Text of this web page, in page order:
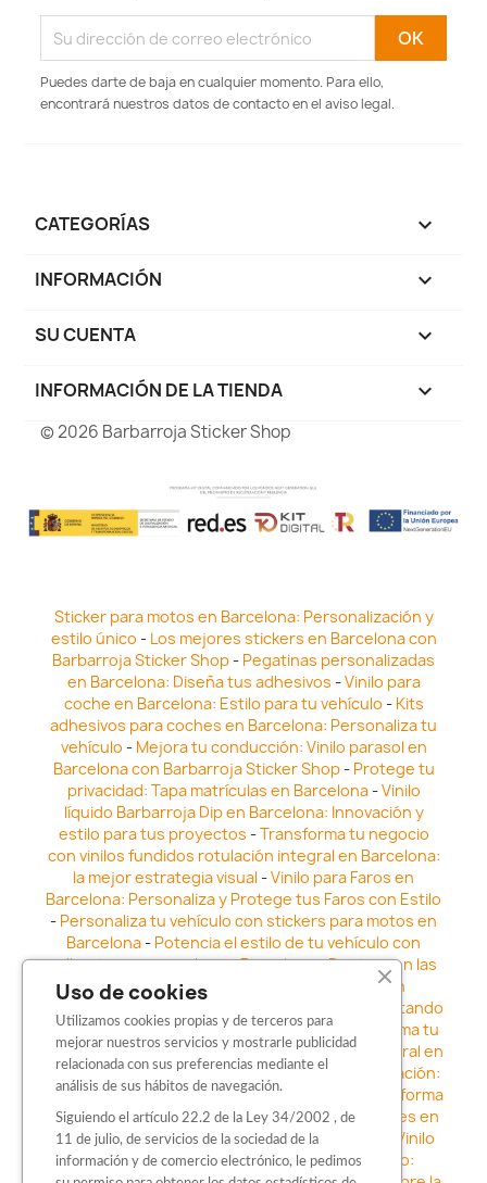
Puedes darte de baja en cualquier momento. Para ello,
encontrará nuestros datos de contacto en el aviso legal.
CATEGORÍAS 
INFORMACIÓN 
SU CUENTA 
INFORMACIÓN DE LA TIENDA keyboard_arrow_down
© 2026 Barbarroja Sticker Shop
Sticker para motos en Barcelona: Personalización y
estilo único - Los mejores stickers en Barcelona con
Barbarroja Sticker Shop- Pegatinas personalizadas
en Barcelona: Diseña tus adhesivos -Vinilo para
coche en Barcelona: Estilo para tu vehículo - Kits
adhesivos para coches en Barcelona: Personaliza tu
vehículo - Mejora tu conducción: Vinilo parasol en
Barcelona con Barbarroja Sticker Shop- Protege tu
privacidad: Tapa matrículas en Barcelona-Vinilo
líquido Barbarroja Dip en Barcelona: Innovación y
estilo para tus proyectos -Transforma tu negocio
con vinilos fundidos rotulación integral en Barcelona:
la mejor estrategia visual -Vinilo para Faros en
Barcelona: Personaliza y Protege tus Faros con Estilo
- Personaliza tu vehículo con stickers para motos en
Barcelona- Potencia el estilo de tu vehículo con
adhesivos para coche en Barcelona-Destaca en las
calles: Los Mejores stickers para coches en
Vinilo para faros en Barcelona: Resaltando
la Estética y Seguridad del Automóvil- Transforma tu
vehículo con los vinilos fundidos rotulación integral en
Barcelona-Explora la Innovación en Personalización:
Vinilo líquido barbarroja dip en Barcelona
Transforma
tu vehículo con estilo: Kits adhesivos para coches en
Barcelona-Personaliza tu vehículo con estilo: Vinilo
para coche en Barcelona-Destaca con Estilo:
Uso de cookies
Utilizamos cookies propias y de terceros para
mejorar nuestros servicios y mostrarle publicidad
relacionada con sus preferencias mediante el
análisis de sus hábitos de navegación.
Siguiendo el artículo 22.2 de la Ley 34/2002 , de
11 de julio, de servicios de la sociedad de la
información y de comercio electrónico, le pedimos